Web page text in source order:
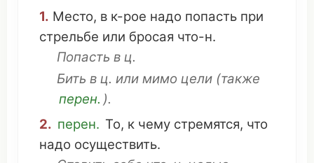
1. Место, в к-рое надо попасть при
стрельбе или бросая что-н.
Попасть в ц.
Бить в ц. или мимо цели (также
перен. ).
2. перен. То, к чему стремятся, что
надо осуществить.